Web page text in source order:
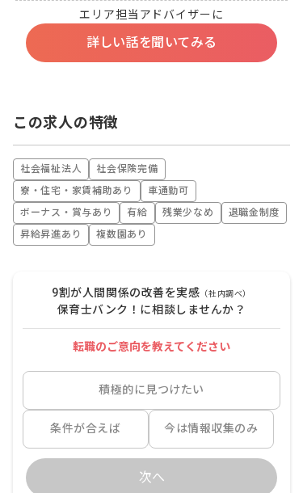
エリア担当アドバイザーに
詳しい話を聞いてみる
この求人の特徴
社会福祉法人
社会保険完備
寮・住宅・家賃補助あり
車通勤可
ボーナス・賞与あり
有給 残業少なめ
退職金制度
昇給昇進あり
複数園あり
9割が人間関係の改善を実感 （社内調べ）
保育士バンク！に相談しませんか？
転職のご意向を教えてください
積極的に見つけたい
条件が合えば 今は情報収集のみ
次へ